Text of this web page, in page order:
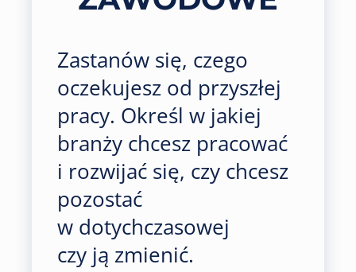
Zastanów się, czego
oczekujesz od przyszłej
pracy. Określ w jakiej
branży chcesz pracować
i rozwijać się, czy chcesz
pozostać
w dotychczasowej
czy ją zmienić.